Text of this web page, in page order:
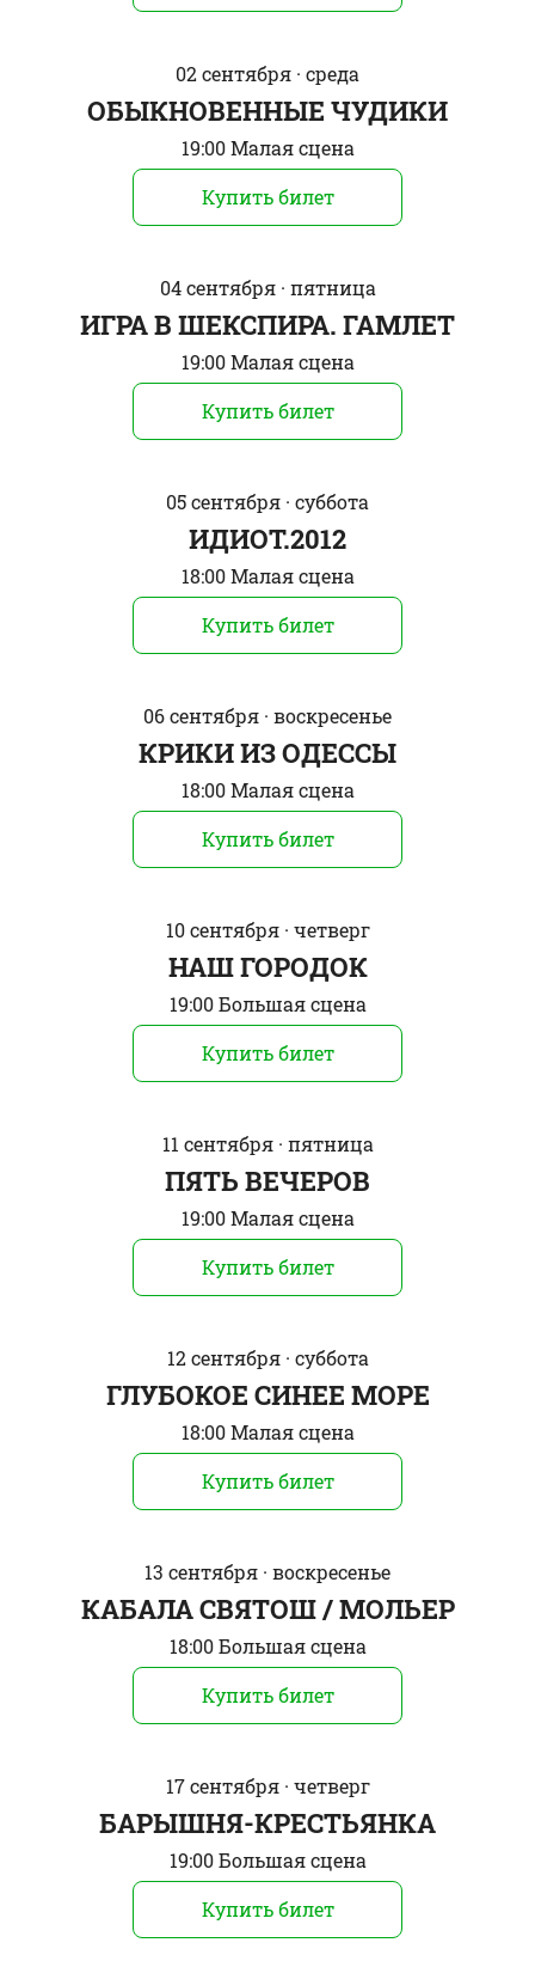
02 сентября · среда
ОБЫКНОВЕННЫЕ ЧУДИКИ
19:00 Малая сцена
Купить билет
04 сентября · пятница
ИГРА В ШЕКСПИРА. ГАМЛЕТ
19:00 Малая сцена
Купить билет
05 сентября · суббота
ИДИОТ.2012
18:00 Малая сцена
Купить билет
06 сентября · воскресенье
КРИКИ ИЗ ОДЕССЫ
18:00 Малая сцена
Купить билет
10 сентября · четверг
НАШ ГОРОДОК
19:00 Большая сцена
Купить билет
11 сентября · пятница
ПЯТЬ ВЕЧЕРОВ
19:00 Малая сцена
Купить билет
12 сентября · суббота
ГЛУБОКОЕ СИНЕЕ МОРЕ
18:00 Малая сцена
Купить билет
13 сентября · воскресенье
КАБАЛА СВЯТОШ / МОЛЬЕР
18:00 Большая сцена
Купить билет
17 сентября · четверг
БАРЫШНЯ-КРЕСТЬЯНКА
19:00 Большая сцена
Купить билет